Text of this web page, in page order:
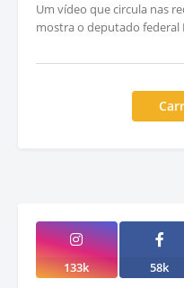
Um vídeo que circula nas
mostra o deputado federal
133k 58k